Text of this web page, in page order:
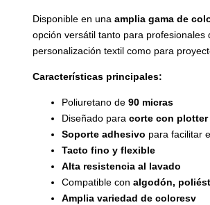
Disponible en una amplia gama de
opción versátil tanto para profesionales
personalización textil como para
Características principales:
Poliuretano de 90 micras
Diseñado para corte con plotter
Soporte adhesivo para facilitar
Tacto fino y flexible
Alta resistencia al lavado
Compatible con algodón,
Amplia variedad de coloresv